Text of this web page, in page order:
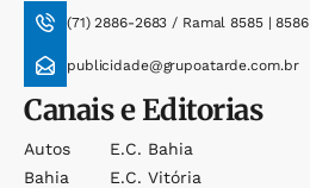
(71) 2886-2683 / Ramal 8585 | 8586
publicidade@grupoatarde.com.br
Canais e Editorias
Autos
Bahia
E.c. Bahia
E.c. Vitória